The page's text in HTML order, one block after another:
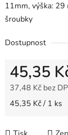
11mm, výška: 29
šroubky
Dostupnost
45,35
37,48 Kč bez
Měrná cena:
45,35 Kč / 1 ks